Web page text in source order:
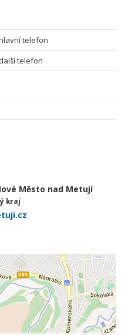
telefon
další telefon
Město nad Metují
kraj